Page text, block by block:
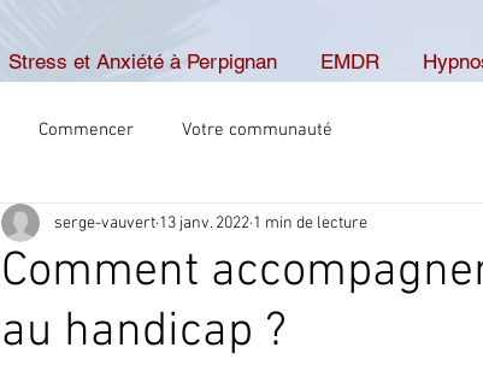
Stress et Anxiété à Perpignan EMDR
Commencer Votre communauté
Comment
au handicap ?
serge-vauvert 13 janv. 2022 1 min de lecture